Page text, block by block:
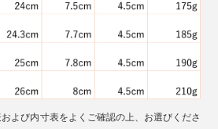
で、つま先の自由度はありません
ールや履き心地の柔らかさはスニ
よび内寸表をよくご確認の上、お選びくださ